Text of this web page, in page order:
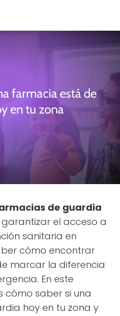
farmacia está de
en tu zona
de guardia
el acceso a
sanitaria en
cómo encontrar
marcar la diferencia
En este
cómo saber si una
hoy en tu zona y